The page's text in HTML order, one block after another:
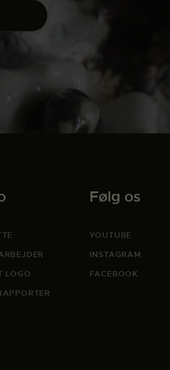
LOGO
Følg os
YOUTUBE
INSTAGRAM
FACEBOOK